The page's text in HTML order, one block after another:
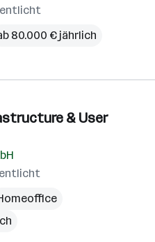
80.000 € jährlich
& User